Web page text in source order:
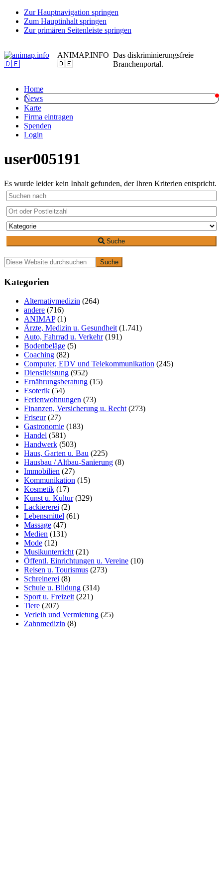
Zur Hauptnavigation springen
Zum Hauptinhalt springen
Zur primären Seitenleiste springen
ANIMAP.INFO
🇩🇪
Das diskriminierungsfreie
Branchenportal.
Home
News
Karte
Firma eintragen
Spenden
Login
user005191
Es wurde leider kein Inhalt gefunden, der Ihren Kriterien entspricht.
Suche
Primäre
Seitenleiste
Diese
Website
durchsuchen
Kategorien
Alternativmedizin (264)
andere (716)
ANIMAP(1)
Ärzte, Medizin u. Gesundheit (1.741)
Auto, Fahrrad u. Verkehr(191)
Bodenbeläge (5)
Coaching (82)
Computer, EDV und Telekommunikation (245)
Dienstleistung (952)
Ernährungsberatung (15)
Esoterik (54)
Ferienwohnungen (73)
Finanzen, Versicherung u. Recht (273)
Friseur(27)
Gastronomie (183)
Handel (581)
Handwerk (503)
Haus, Garten u. Bau (225)
Hausbau / Altbau-Sanierung (8)
Immobilien (27)
Kommunikation (15)
Kosmetik (17)
Kunst u. Kultur(329)
Lackiererei (2)
Lebensmittel (61)
Massage (47)
Medien (131)
Mode (12)
Musikunterricht (21)
Öffentl. Einrichtungen u. Vereine (10)
Reisen u. Tourismus (273)
Schreinerei (8)
Schule u. Bildung (314)
Sport u. Freizeit (221)
Tiere (207)
Verleih und Vermietung (25)
Zahnmedizin (8)